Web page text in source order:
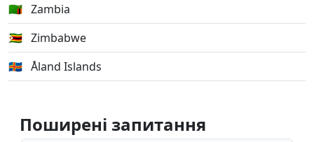
🇿🇲 Zambia
🇿🇼 Zimbabwe
🇦🇽 Åland Islands
Поширені запитання